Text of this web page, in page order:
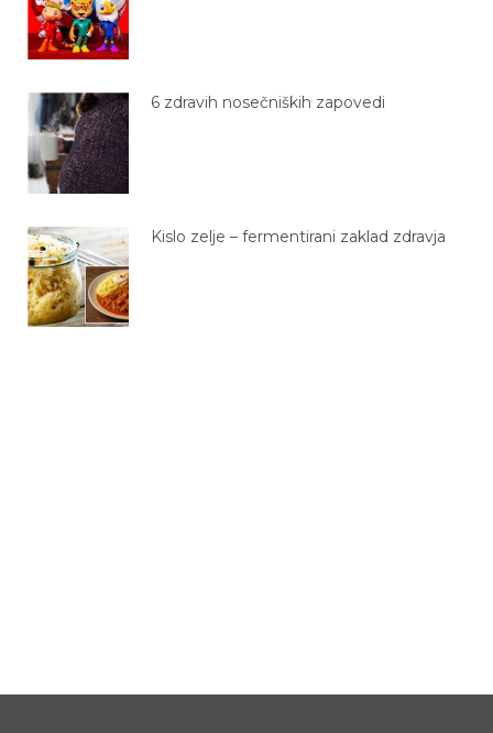
6 zdravih nosečniških zapovedi
Kislo zelje – fermentirani zaklad zdravja